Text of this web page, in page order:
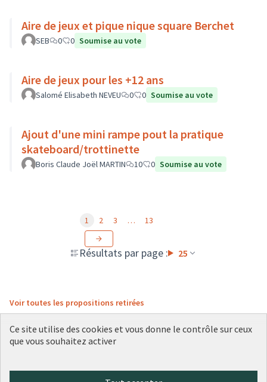
Aire de jeux et pique nique square Berchet
SEB 0 0 Soumise au vote
Aire de jeux pour les +12 ans
Salomé Elisabeth NEVEU 0 0 Soumise au vote
Ajout d'une mini rampe pout la pratique
skateboard/trottinette
Boris Claude Joël MARTIN 10 0 Soumise au vote
Résultats par page : 25
1 2 3 … 13
Voir toutes les propositions retirées
Ce site utilise des cookies et vous donne le contrôle sur ceux
que vous souhaitez activer